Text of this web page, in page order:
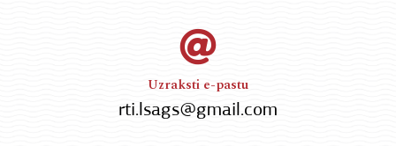
Uzraksti e-pastu
rti.lsags@gmail.com